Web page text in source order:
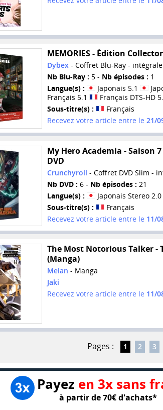
MEMORIES - Édition
Dybex - Coffret Blu-Ray - intégrale
Nb Blu-Ray : 5 - Nb épisodes : 1
Langue(s) :
Japonais 5.1
Français 5.1
Français DTS-HD
Sous-titre(s) :
Français
Recevez votre article entre le 21/
My Hero Academia - Saison
DVD
Crunchyroll - Coffret DVD Slim -
Nb DVD : 6 - Nb épisodes : 21
Langue(s) :
Japonais Stereo 2.0
Sous-titre(s) :
Français
Recevez votre article entre le 11/
The Most Notorious Talker -
(Manga)
Meian - Manga
Jaki
Recevez votre article entre le 11/
Pages : 1 2 3
Payez en 3x sans
à partir de 70€ d'achats*